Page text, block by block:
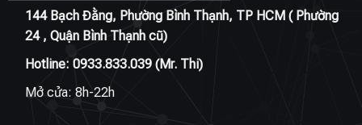
144 Bạch Đằng, Phường Bình Thạnh, TP HCM ( Phường
24 , Quận Bình Thạnh cũ)
Hotline: 0933.833.039(Mr. Thi)
Mở cửa: 8h-22h